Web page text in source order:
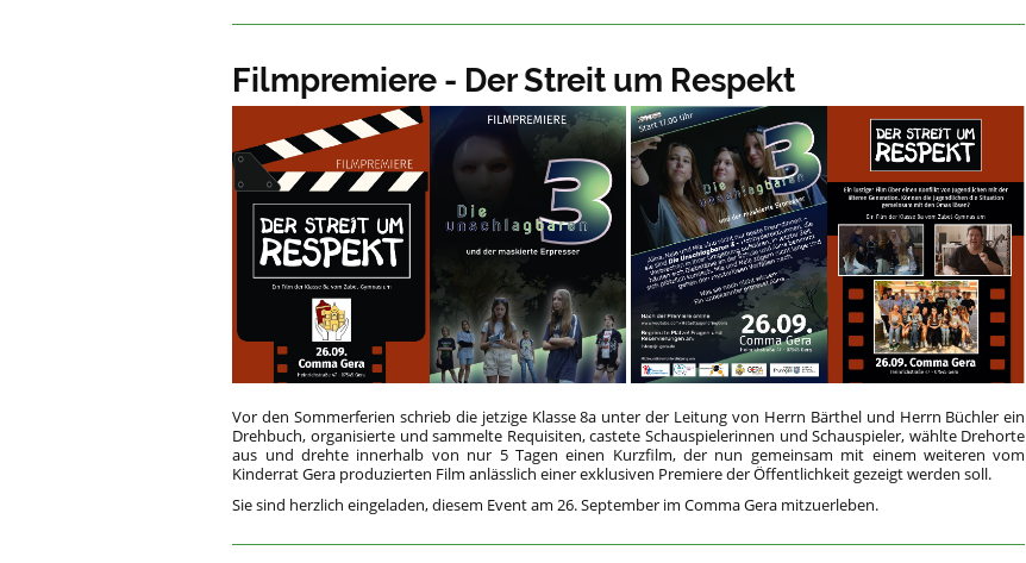
Filmpremiere - Der Streit um Respekt
Vor den Sommerferien schrieb die jetzige Klasse 8a unter der Leitung von Herrn Bärthel und Herrn Büchler ein
Drehbuch, organisierte und sammelte Requisiten, castete Schauspielerinnen und Schauspieler, wählte Drehorte
aus und drehte innerhalb von nur 5 Tagen einen Kurzfilm, der nun gemeinsam mit einem weiteren vom
Kinderrat Gera produzierten Film anlässlich einer exklusiven Premiere der Öffentlichkeit gezeigt werden soll.
Sie sind herzlich eingeladen, diesem Event am 26. September im Comma Gera mitzuerleben.